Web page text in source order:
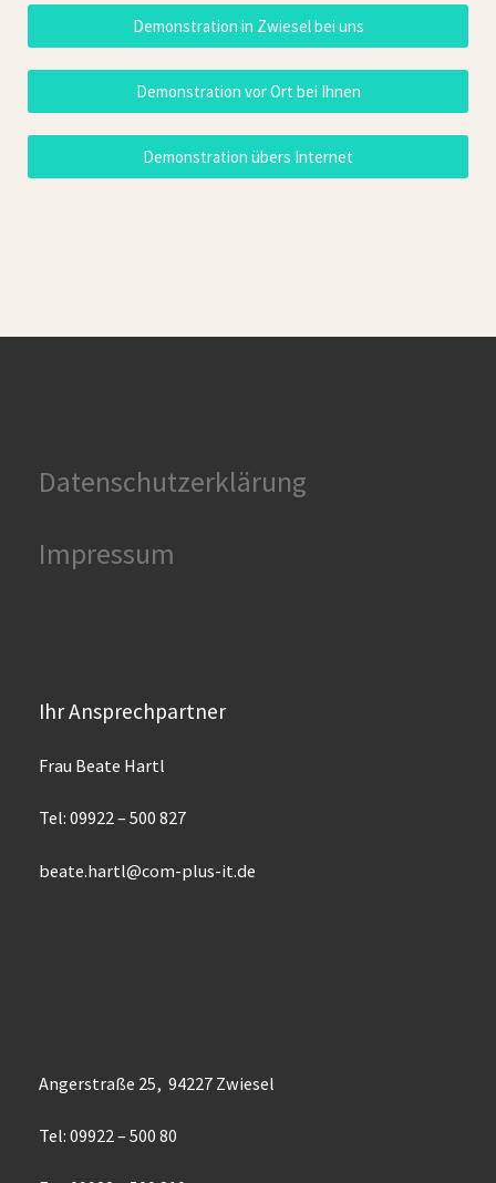
Demonstration in Zwiesel bei uns
Demonstration vor Ort bei Ihnen
Demonstration übers Internet
Datenschutzerklärung
Impressum
Ihr Ansprechpartner
Frau Beate Hartl
Tel: 09922 – 500 827
beate.hartl@com-plus-it.de
Angerstraße 25, 94227 Zwiesel
Tel: 09922 – 500 80